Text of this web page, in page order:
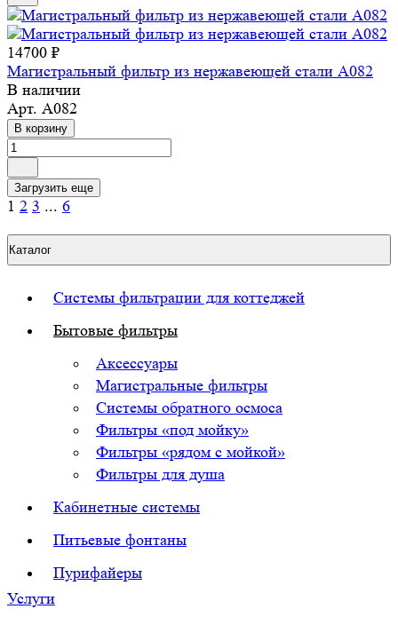
14700 ₽
Магистральный фильтр из нержавеющей стали A082
В наличии
Арт. A082
В корзину
Загрузить еще
1 2 3 ... 6
Каталог
Системы фильтрации для коттеджей
Бытовые фильтры
Аксессуары
Магистральные фильтры
Системы обратного осмоса
Фильтры «под мойку»
Фильтры «рядом с мойкой»
Фильтры для душа
Кабинетные системы
Питьевые фонтаны
Пурифайеры
Услуги